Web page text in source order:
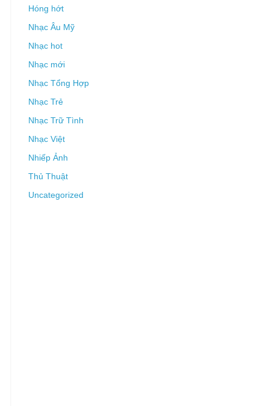
Hóng hớt
Nhạc Âu Mỹ
Nhạc hot
Nhạc mới
Nhạc Tổng Hợp
Nhạc Trẻ
Nhạc Trữ Tình
Nhạc Việt
Nhiếp Ảnh
Thủ Thuật
Uncategorized